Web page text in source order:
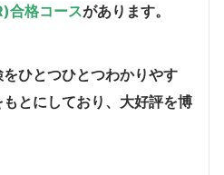
合格コースがあります。
ひとつひとつわかりやす
とにしており、大好評を博